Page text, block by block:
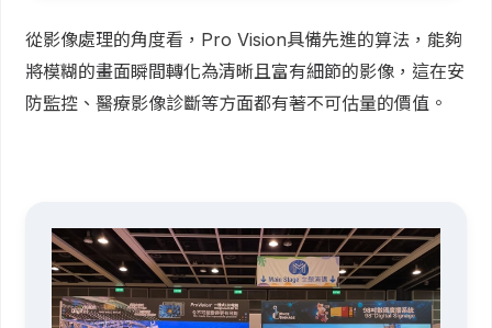
從影像處理的角度看，Pro Vision具備先進的算法，能夠
將模糊的畫面瞬間轉化為清晰且富有細節的影像，這在安
防監控、醫療影像診斷等方面都有著不可估量的價值。